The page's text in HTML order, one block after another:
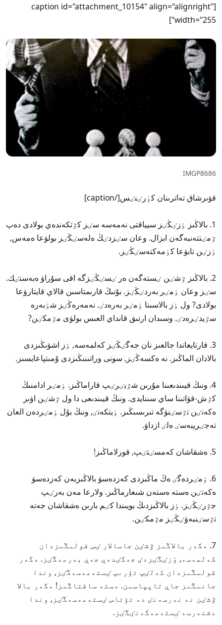
[caption id="attachment_10154" align="alignright"
width="255"]
IMGP8686
قۋىرشاق تەاترىنان كٶرٸنٸس[/caption]
1. بالاڭىز ٶزٸڭٸز سيياقتى نەمەسە سٸز كٷتكەندەي بولادى دەپ
ٷمٸتتەنبەگەن ابزال. وعان سٸزدٸڭ ەلەسٸڭٸز بولۋعا ەمەس,
ٶزٸن تابۋعا كٶمەكتەسٸڭٸز.
2. بالاڭىز ٷشٸن ٸستەگەن ەر ٸسٸڭٸزگە اقى سۇراۋ ەبەستٸك.
سٸز وعان ٶمٸر بەردٸڭٸز. بۇنىڭ قارىمتاسىن قالاي قايتارۋعا
بولادى? ول ٶز بالاسىنا ٶمٸر بەرەدٸ. نەمەرەڭٸز شٶبەرە
سٷيدٸرەدٸ. وسىدان ارتىق قانداي العىس بولۋى مٷمكٸن?
3. قارتايعاندا جالعىز نان جەگٸڭٸز كەلمەسە, ٶز اشۋىڭىزدى
بالادان الماڭىز. نە ەكسەڭٸز, سونى وراتىنىڭىزدى ۇمىتپاعايسىز.
4. ونىڭ قيىندىعىنا مۇرىن شٷيٸرٸپ قاراماڭىز. ٶمٸر ادامنىڭ
كٷش-قۋاتىنا ساي سىنايدى. ونىڭ قيىندىعى دا ول ٷشٸن اۋىر
ەكەنٸن تٷسٸنۋگە تىرىسىڭىز. ٶيتكەنٸ, ونىڭ بۇل ٶمٸردەن العان
تەجٸريبەسٸ ەلٸ ازداۋ.
5. ەشقاشان كەمسٸتٸپ, قورلاماڭىز!
6. ٶمٸردەگٸ ەڭ ماڭىزدى كەزدەسۋ بالاڭىزبەن كەزدەسۋ
ەكەنٸن ەستە ەستەن شىعارماڭىز. ولارعا مەن بەرٸپ
جٷرٸڭٸز. ٶز بالاڭىزدىڭ بويىندا كٸم بارىن ەشقاشان جەتە
تٷسٸنبەۋٸڭٸز مٷمكٸن.
7. ەگەر بالاڭىز ٷشٸن جاسالار ٸس قولىڭىزدان
كەلمەسە, ٶزٸڭٸزدٸ جەگٸدەي جەي بەرمەڭٸز. ەگەر
قولىڭىزدان كەلٸپ تۇرىپ ٸستەمەسەڭٸز, وندا
جانىڭىز جاي تاپپاسىن. ەستە ساقتاڭىز! ەگەر بالا
ٷشٸن نە نەرسەنٸ دە تۇتاس ٸستەمەسەڭٸز, وندا
ەشنەرسە ٸستەمەگەنٸڭٸز.